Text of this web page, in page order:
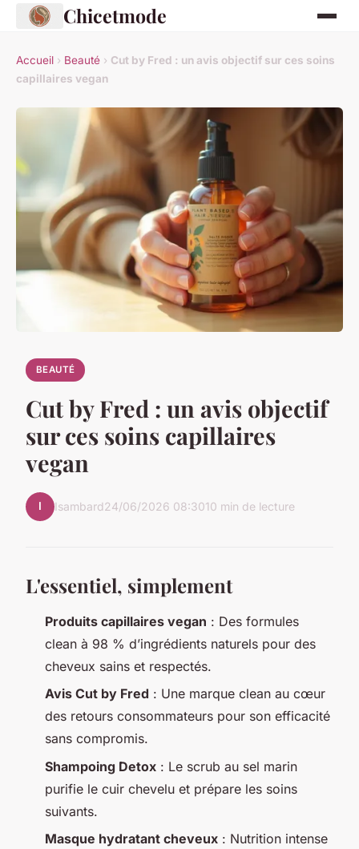
Chicetmode
Accueil › Beauté › Cut by Fred : un avis objectif sur ces soins
capillaires vegan
BEAUTÉ
Cut by Fred : un avis objectif
sur ces soins capillaires
vegan
I Isambard24/06/2026 08:3010 min de lecture
L'essentiel, simplement
Produits capillaires vegan : Des formules
clean à 98 % d’ingrédients naturels pour des
cheveux sains et respectés.
Avis Cut by Fred : Une marque clean au cœur
des retours consommateurs pour son efficacité
sans compromis.
Shampoing Detox : Le scrub au sel marin
purifie le cuir chevelu et prépare les soins
suivants.
Masque hydratant cheveux : Nutrition intense